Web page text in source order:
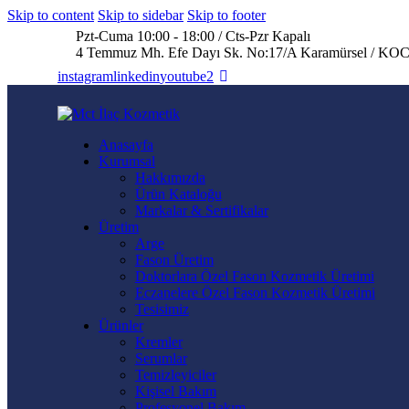
Skip to content Skip to sidebar Skip to footer
Pzt-Cuma 10:00 - 18:00 / Cts-Pzr Kapalı
4 Temmuz Mh. Efe Dayı Sk. No:17/A Karamürsel /
instagramlinkedinyoutube2
Anasayfa
Kurumsal
Hakkımızda
Ürün Kataloğu
Markalar & Sertifikalar
Üretim
Arge
Fason Üretim
Doktorlara Özel Fason Kozmetik Üretimi
Eczanelere Özel Fason Kozmetik Üretimi
Tesisimiz
Ürünler
Kremler
Serumlar
Temizleyiciler
Kişisel Bakım